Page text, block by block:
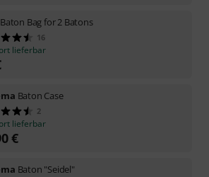
Baton Bag for 2 Batons
16
lieferbar
Baton Case
2
lieferbar
€
Baton "Seidel"